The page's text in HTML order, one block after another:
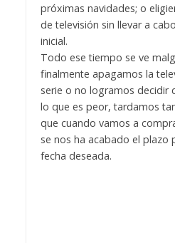
próximas navidades; o
de televisión sin llevar a
inicial.
Todo ese tiempo se ve
finalmente apagamos la
serie o no logramos decidir
lo que es peor, tardamos
que cuando vamos a
se nos ha acabado el plazo
fecha deseada.